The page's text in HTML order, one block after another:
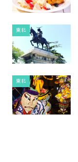
東北
東北